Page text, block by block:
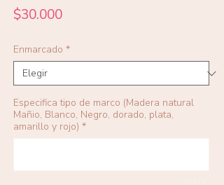
$30.000Precio
Enmarcado *
Especifica tipo de marco (Madera natural
Mañio, Blanco, Negro, dorado, plata,
amarillo y rojo) *